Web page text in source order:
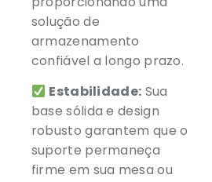
solução de
armazenamento
confiável a longo prazo.
Estabilidade: Sua
base sólida e design
robusto garantem que o
suporte permaneça
firme em sua mesa ou